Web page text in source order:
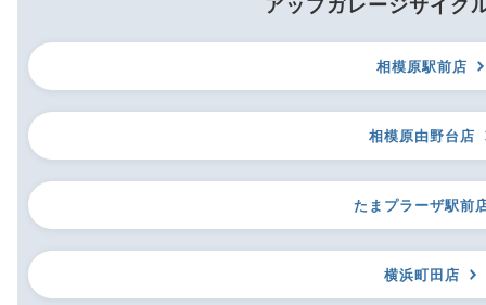
アップガレージサイク
相模原駅前店
相模原由野台店
たまプラーザ駅前
横浜町田店